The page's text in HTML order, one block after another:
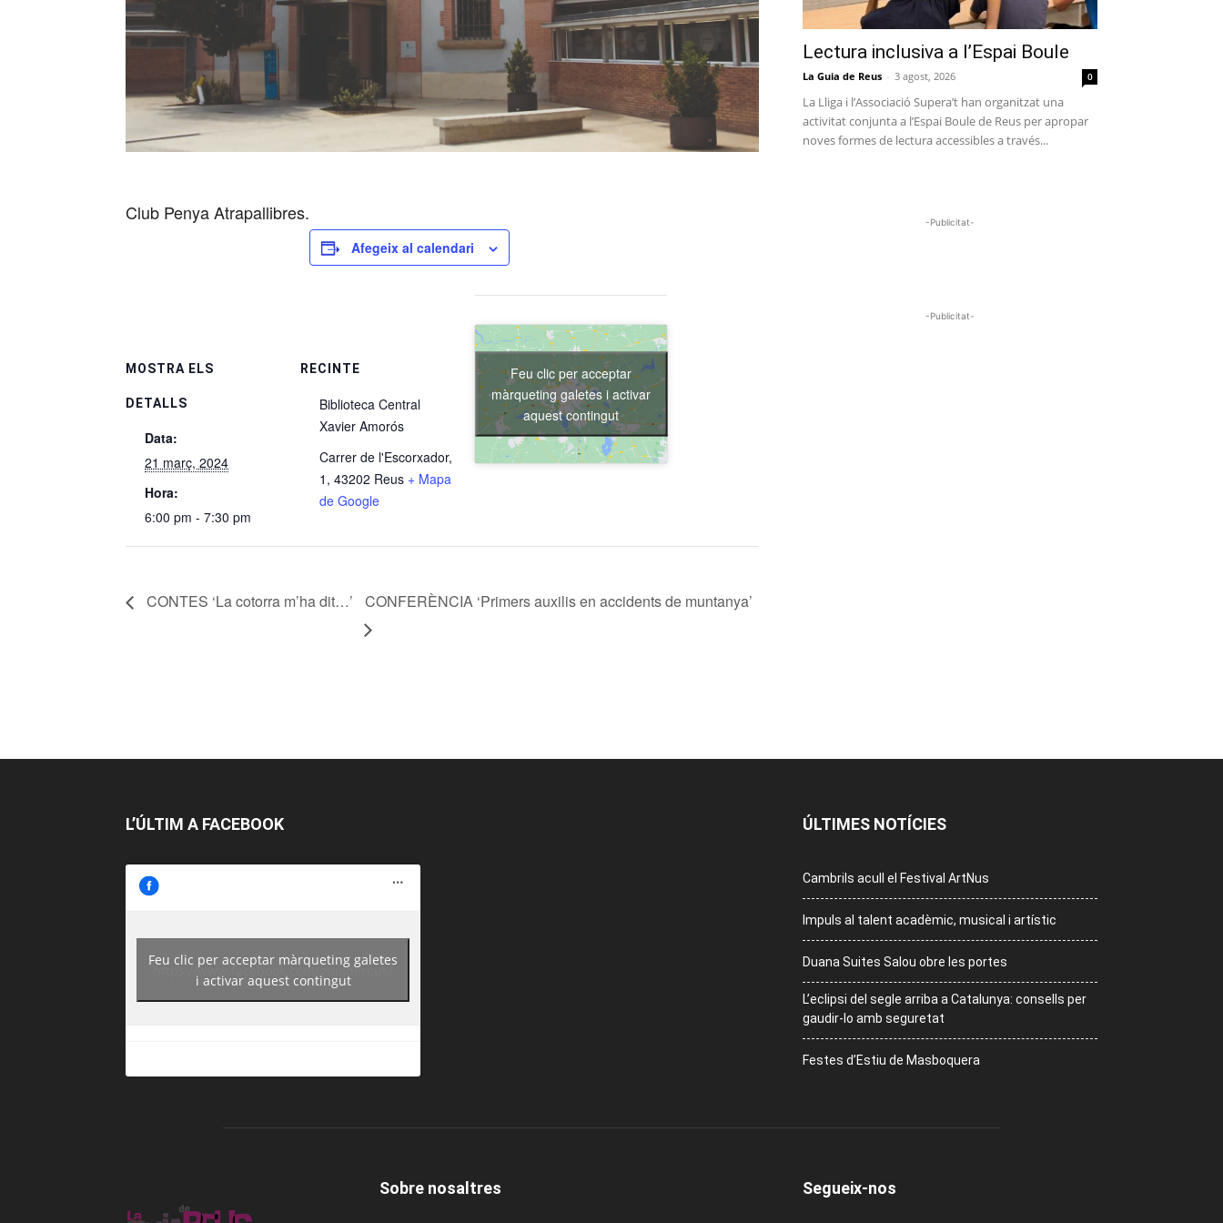
Club Penya Atrapallibres.
Afegeix al calendari
MOSTRA ELS
DETALLS
Data:
21 març, 2024
Hora:
6:00 pm - 7:30 pm
RECINTE
Biblioteca Central
Xavier Amorós
Carrer de l'Escorxador,
1, 43202 Reus + Mapa
de Google
Feu clic per acceptar
màrqueting galetes i activar
aquest contingut
CONTES ‘La cotorra m’ha dit…’ CONFERÈNCIA ‘Primers auxilis en accidents de muntanya’
Lectura inclusiva a l’Espai Boule
La Guia de Reus - 3 agost, 2026 0
La Lliga i l’Associació Supera’t han organitzat una
activitat conjunta a l’Espai Boule de Reus per apropar
noves formes de lectura accessibles a través...
-Publicitat-
-Publicitat-
L’ÚLTIM A FACEBOOK
https://www.facebook.com/guiadereus/
Feu clic per acceptar màrqueting galetes
i activar aquest contingut
ÚLTIMES NOTÍCIES
Cambrils acull el Festival ArtNus
Impuls al talent acadèmic, musical i artístic
Duana Suites Salou obre les portes
L’eclipsi del segle arriba a Catalunya: consells per
gaudir-lo amb seguretat
Festes d’Estiu de Masboquera
Sobre nosaltres Segueix-nos